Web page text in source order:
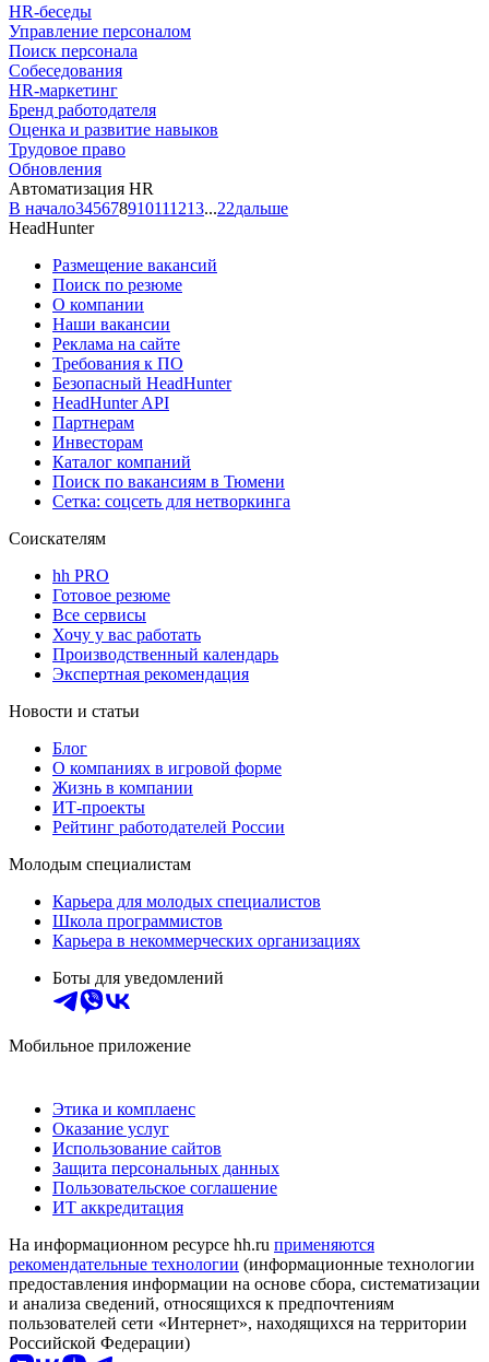
HR-беседы
Управление персоналом
Поиск персонала
Собеседования
HR-маркетинг
Бренд работодателя
Оценка и развитие навыков
Трудовое право
Обновления
Автоматизация HR
В начало345678910111213...22дальше
HeadHunter
Размещение вакансий
Поиск по резюме
О компании
Наши вакансии
Реклама на сайте
Требования к ПО
Безопасный HeadHunter
HeadHunter API
Партнерам
Инвесторам
Каталог компаний
Поиск по вакансиям в Тюмени
Сетка: соцсеть для нетворкинга
Соискателям
hh PRO
Готовое резюме
Все сервисы
Хочу у вас работать
Производственный календарь
Экспертная рекомендация
Новости и статьи
Блог
О компаниях в игровой форме
Жизнь в компании
ИТ-проекты
Рейтинг работодателей России
Молодым специалистам
Карьера для молодых специалистов
Школа программистов
Карьера в некоммерческих организациях
Боты для уведомлений
Мобильное приложение
Этика и комплаенс
Оказание услуг
Использование сайтов
Защита персональных данных
Пользовательское соглашение
ИТ аккредитация
На информационном ресурсе hh.ru применяются
рекомендательные технологии (информационные технологии
предоставления информации на основе сбора, систематизации
и анализа сведений, относящихся к предпочтениям
пользователей сети «Интернет», находящихся на территории
Российской Федерации)